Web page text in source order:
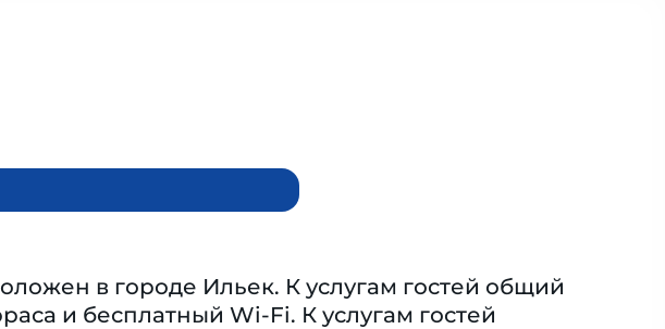
в городе Ильек. К услугам гостей общий
и бесплатный Wi-Fi. К услугам гостей